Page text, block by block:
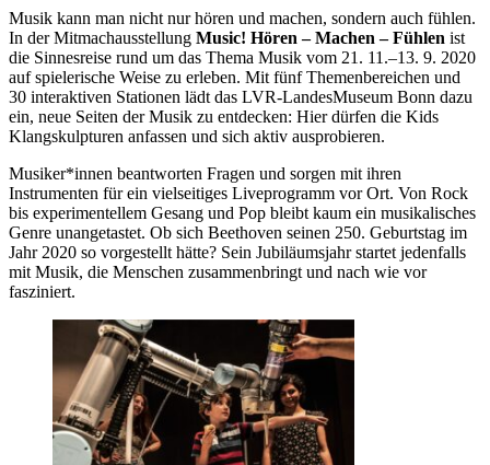
Musik kann man nicht nur hören und machen, sondern auch fühlen.
In der Mitmachausstellung Music! Hören – Machen – Fühlen ist
die Sinnesreise rund um das Thema Musik vom 21. 11.–13. 9. 2020
auf spielerische Weise zu erleben. Mit fünf Themenbereichen und
30 interaktiven Stationen lädt das LVR-LandesMuseum Bonn dazu
ein, neue Seiten der Musik zu entdecken: Hier dürfen die Kids
Klangskulpturen anfassen und sich aktiv ausprobieren.
Musiker*innen beantworten Fragen und sorgen mit ihren
Instrumenten für ein vielseitiges Liveprogramm vor Ort. Von Rock
bis experimentellem Gesang und Pop bleibt kaum ein musikalisches
Genre unangetastet. Ob sich Beethoven seinen 250. Geburtstag im
Jahr 2020 so vorgestellt hätte? Sein Jubiläumsjahr startet jedenfalls
mit Musik, die Menschen zusammenbringt und nach wie vor
fasziniert.